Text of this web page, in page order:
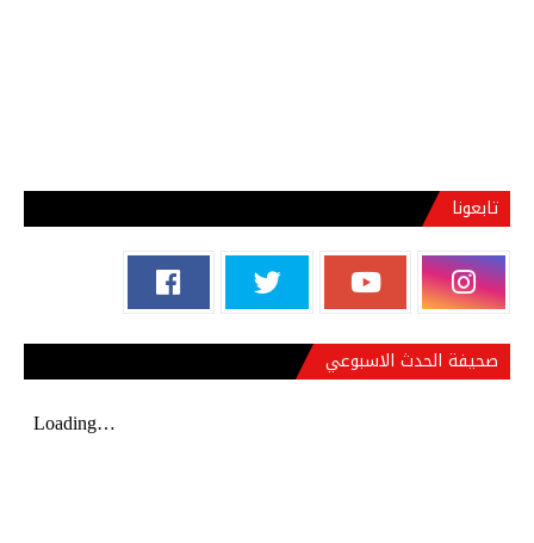
تابعونا
صحيفة الحدث الاسبوعي